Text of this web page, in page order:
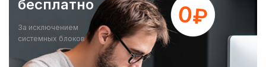
бесплатно
За исключением
системных блоков